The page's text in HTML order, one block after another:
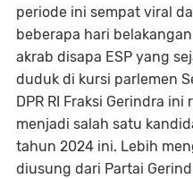
periode ini sempat viral
beberapa hari
akrab disapa ESP yang
duduk di kursi parlemen
DPR RI Fraksi Gerindra
menjadi salah satu
tahun 2024 ini. Lebih
diusung dari Partai